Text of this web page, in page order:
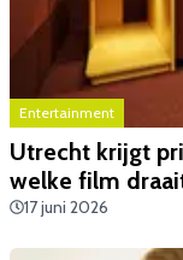
Entertainment
Utrecht krijgt
welke film
17 juni 2026